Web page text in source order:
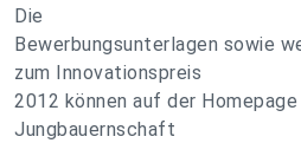
Die
Bewerbungsunterlagen sowie
zum Innovationspreis
2012 können auf der
Jungbauernschaft